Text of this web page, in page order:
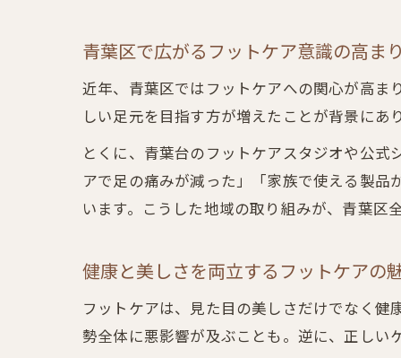
青葉区で広がるフットケア意識の高まり
近年、青葉区ではフットケアへの関心が高ま
しい足元を目指す方が増えたことが背景にあ
とくに、青葉台のフットケアスタジオや公
アで足の痛みが減った」「家族で使える製
います。こうした地域の取り組みが、青葉区
健康と美しさを両立するフットケアの
フットケアは、見た目の美しさだけでなく
勢全体に悪影響が及ぶことも。逆に、正しい